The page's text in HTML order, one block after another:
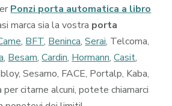
Ponzi porta automatica a libro
marca sia la vostra porta
, BFT, Beninca,Serai, Telcoma,
, Besam,Cardin, Hormann,Casit,
Sesamo, FACE, Portalp, Kaba,
per citarne alcuni, potete chiamarci